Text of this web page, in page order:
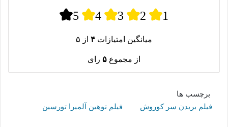
5 4 3 2 1
میانگین امتیازات ۴ از ۵
از مجموع ۵ رای
برچسب ها
فیلم بریدن سر کوروش
فیلم توهین آلمیرا تورسین